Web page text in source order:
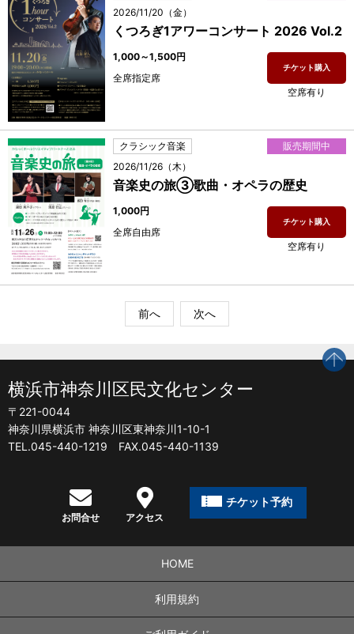
2026/11/20（金）
くつろぎ1アワーコンサート 2026 Vol.2
1,000～1,500円
全席指定席
チケット購入
空席有り
クラシック音楽
2026/11/26（木）
販売期間中
音楽史の旅③歌曲・オペラの歴史
1,000円
全席自由席
チケット購入
空席有り
前へ 次へ
横浜市神奈川区民文化センター
〒221-0044
神奈川県横浜市 神奈川区東神奈川1-10-1
TEL.045-440-1219 FAX.045-440-1139
お問合せ アクセス
チケット予約
HOME
利用規約